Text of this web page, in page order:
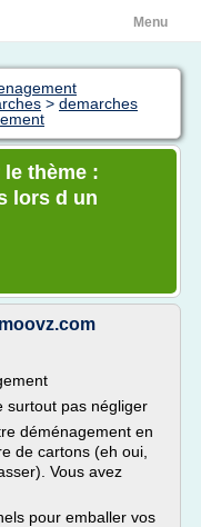
Menu
> demarches
thème :
lors d un
surtout pas négliger
déménagement en
de cartons (eh oui,
Vous avez
pour emballer vos